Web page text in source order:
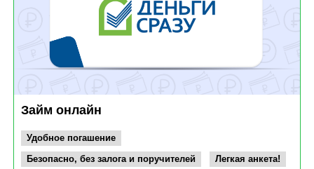
Займ онлайн
Удобное погашение
Безопасно, без залога и поручителей
Легкая анкета!